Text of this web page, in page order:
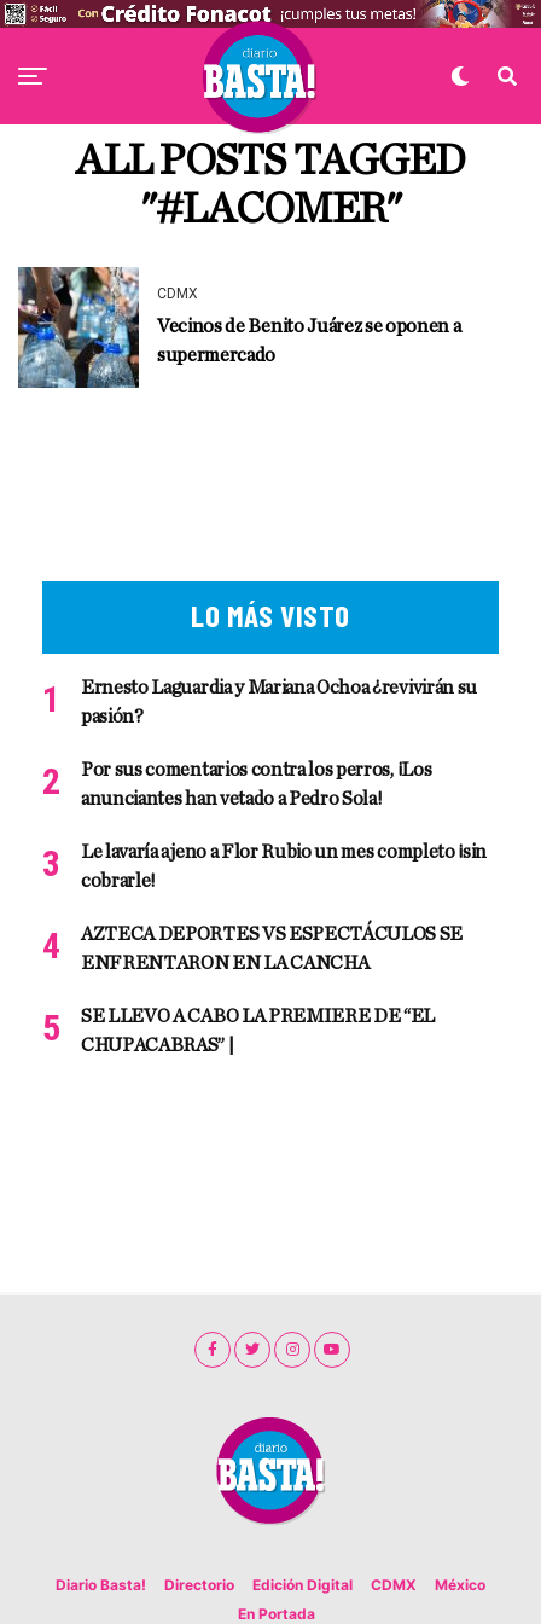
ALL POSTS TAGGED
"#LACOMER"
CDMX
Vecinos de Benito Juárez se oponen a
supermercado
LO MÁS VISTO
Ernesto Laguardia y Mariana Ochoa ¿revivirán su
pasión?
Por sus comentarios contra los perros, ¡Los
anunciantes han vetado a Pedro Sola!
Le lavaría ajeno a Flor Rubio un mes completo ¡sin
cobrarle!
AZTECA DEPORTES VS ESPECTÁCULOS SE
ENFRENTARON EN LA CANCHA
SE LLEVO A CABO LA PREMIERE DE “EL
CHUPACABRAS” |
Diario Basta! Directorio Edición Digital CDMX
México
En Portada